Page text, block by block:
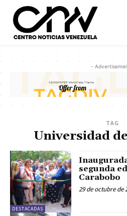
-
TAG
Universidad
DESTACADAS
segunda
Carabobo
29 de octubre de